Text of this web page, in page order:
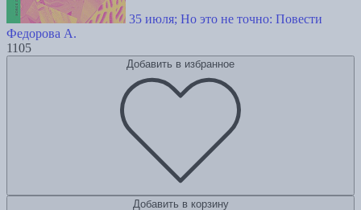
35 июля; Но это не точно: Повести
Федорова А.
1105
Добавить в избранное
Добавить в корзину